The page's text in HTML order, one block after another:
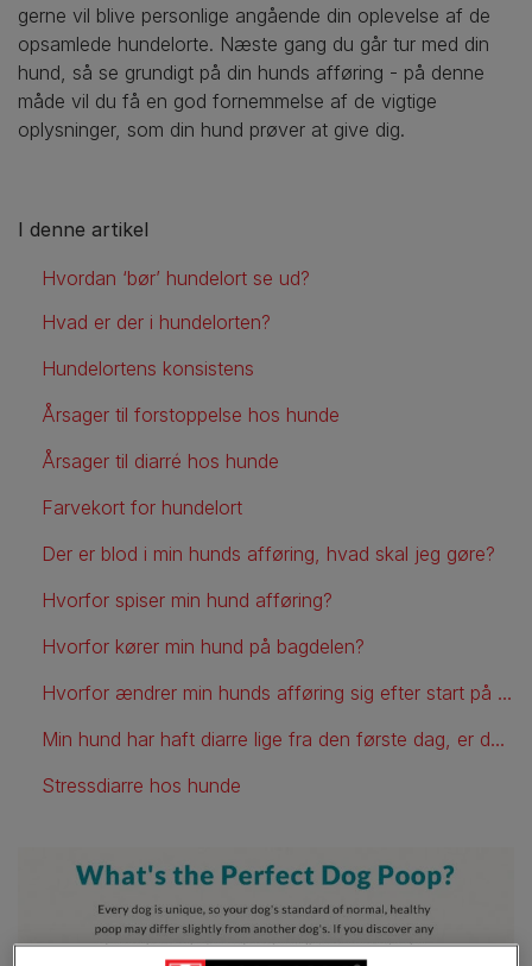
gerne vil blive personlige angående din oplevelse af de
opsamlede hundelorte. Næste gang du går tur med din
hund, så se grundigt på din hunds afføring - på denne
måde vil du få en god fornemmelse af de vigtige
oplysninger, som din hund prøver at give dig.
I denne artikel
Hvordan ‘bør’ hundelort se ud?
Hvad er der i hundelorten?
Hundelortens konsistens
Årsager til forstoppelse hos hunde
Årsager til diarré hos hunde
Farvekort for hundelort
Der er blod i min hunds afføring, hvad skal jeg gøre?
Hvorfor spiser min hund afføring?
Hvorfor kører min hund på bagdelen?
Hvorfor ændrer min hunds afføring sig efter start på nyt foder?
Min hund har haft diarre lige fra den første dag, er det normalt?
Stressdiarre hos hunde